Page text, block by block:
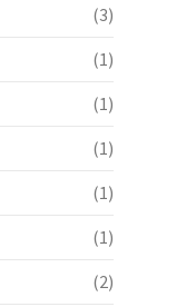
(3)
(1)
(1)
(1)
(1)
(1)
(2)